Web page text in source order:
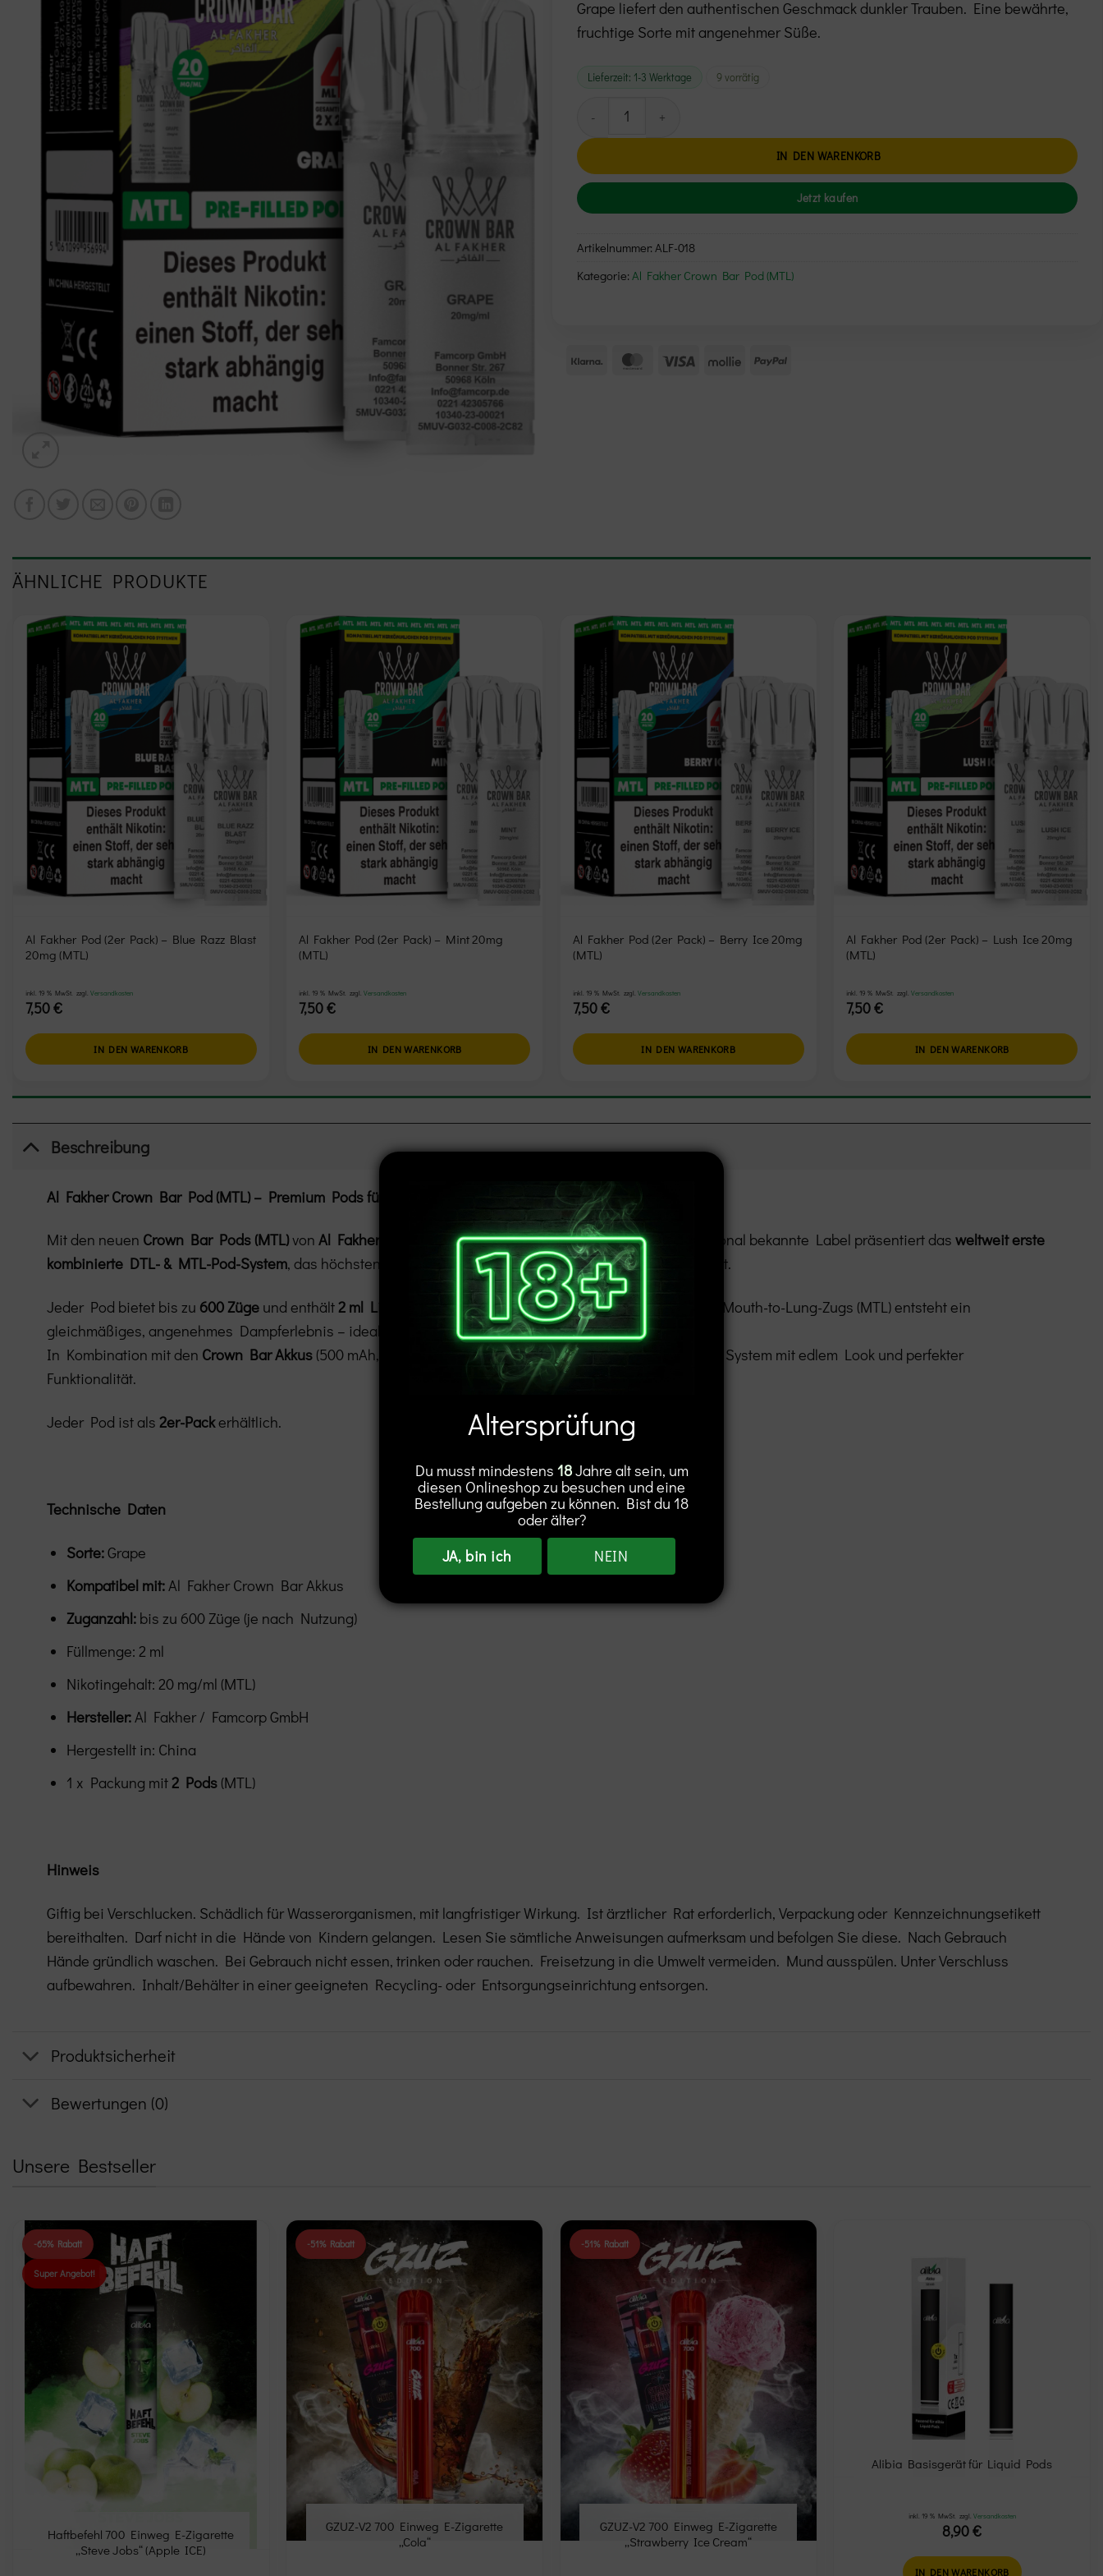
Grape liefert den authentischen Geschmack dunkler Trauben. Eine bewährte,
fruchtige Sorte mit angenehmer Süße.
Lieferzeit: 1-3 Werktage 9 vorrätig
IN DEN WARENKORB
Jetzt kaufen
Alternative:
Artikelnummer: ALF-018
Kategorie: Al Fakher Crown Bar Pod (MTL)
Klarna MasterCard
Visa Mollie PayPal
ÄHNLICHE PRODUKTE
wishlist
Al Fakher Pod (2er Pack) – Blue Razz Blast
20mg (MTL)
inkl. 19 % MwSt. zzgl. Versandkosten
7,50€
IN DEN WARENKORB
wishlist
Al Fakher Pod (2er Pack) – Mint 20mg
(MTL)
inkl. 19 % MwSt. zzgl.Versandkosten
7,50€
IN DEN WARENKORB
wishlist
Al Fakher Pod (2er Pack) – Berry Ice 20mg
(MTL)
inkl. 19 % MwSt. zzgl. Versandkosten
7,50€
IN DEN WARENKORB
wishlist
Al Fakher Pod (2er Pack) – Lush Ice 20mg
(MTL)
inkl. 19 % MwSt. zzgl.Versandkosten
7,50€
IN DEN WARENKORB
Beschreibung
Al Fakher Crown Bar Pod (MTL) – Premium Pods für intensiven Geschmack
Mit den neuen Crown Bar Pods (MTL)vonAl Fakher beginnt eine neue Ära des Dampfens. Das international bekannte Label präsentiert dasweltweit erste
kombinierte DTL- & MTL-Pod-System, das höchsten Anspruch an Design, Leistung und Geschmack erfüllt.
Jeder Pod bietet bis zu 600 Züge und enthält2 ml Liquid 20 mg/ml Nikotinstärke. Dank des präzisen Mouth-to-Lung-Zugs (MTL) entsteht ein
gleichmäßiges, angenehmes Dampferlebnis – ideal für alle, die Wert auf satten Geschmack legen.
In Kombination mit den Crown Bar Akkus (500 mAh, Type-C-Ladeanschluss) ergibt sich ein harmonisches System mit edlem Look und perfekter
Funktionalität.
Jeder Pod ist als2er-Packerhältlich.
Technische Daten
Sorte:Grape
Kompatibel mit:Al Fakher Crown Bar Akkus
Zuganzahl: bis zu 600 Züge (je nach Nutzung)
Füllmenge: 2 ml
Nikotingehalt: 20 mg/ml (MTL)
Hersteller:Al Fakher / Famcorp GmbH
Hergestellt in: China
1 x Packung mit2 Pods (MTL)
Hinweis
Giftig bei Verschlucken. Schädlich für Wasserorganismen, mit langfristiger Wirkung. Ist ärztlicher Rat erforderlich, Verpackung oder Kennzeichnungsetikett
bereithalten. Darf nicht in die Hände von Kindern gelangen. Lesen Sie sämtliche Anwei­sungen aufmerksam und befolgen Sie diese. Nach Gebrauch
Hände gründlich waschen. Bei Gebrauch nicht essen, trinken oder rauchen. Freisetzung in die Umwelt vermeiden. Mund ausspülen. Unter Verschluss
aufbewahren. Inhalt/Behälter in einer geeigneten Recycling- oder Entsorgungseinrichtung entsorgen.
Produktsicherheit
Bewertungen (0)
Unsere Bestseller
-65% Rabatt
Super Angebot!
Haftbefehl 700 Einweg E-Zigarette
„Steve Jobs“ (Apple ICE)
-51% Rabatt
wishlist
GZUZ-V2 700 Einweg E-Zigarette
„Cola“
-51% Rabatt
wishlist
GZUZ-V2 700 Einweg E-Zigarette
„Strawberry Ice Cream“
Alibia Basisgerät für Liquid Pods
inkl. 19 % MwSt. zzgl. Versandkosten
8,90€
IN DEN WARENKORB
Altersprüfung
Du musst mindestens 18Jahre alt sein, um
diesen Onlineshop zu besuchen und eine
Bestellung aufgeben zu können. Bist du 18
oder älter?
JA, bin ich
NEIN